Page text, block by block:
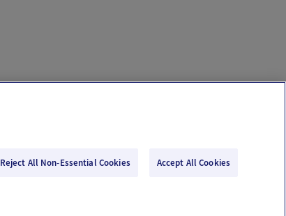
Reject All Non-Essential Cookies Accept All Cookies